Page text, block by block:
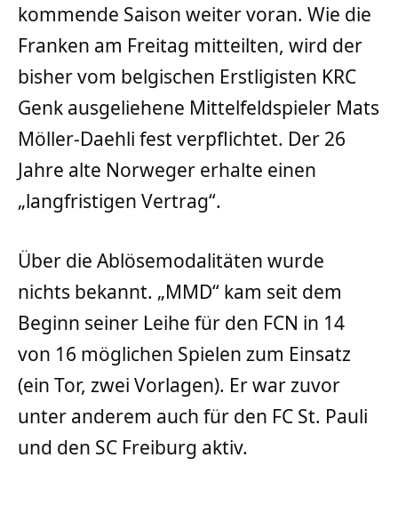
kommende Saison weiter voran. Wie die
Franken am Freitag mitteilten, wird der
bisher vom belgischen Erstligisten KRC
Genk ausgeliehene Mittelfeldspieler Mats
Möller-Daehli fest verpflichtet. Der 26
Jahre alte Norweger erhalte einen
„langfristigen Vertrag“.
Über die Ablösemodalitäten wurde
nichts bekannt. „MMD“ kam seit dem
Beginn seiner Leihe für den FCN in 14
von 16 möglichen Spielen zum Einsatz
(ein Tor, zwei Vorlagen). Er war zuvor
unter anderem auch für den FC St. Pauli
und den SC Freiburg aktiv.